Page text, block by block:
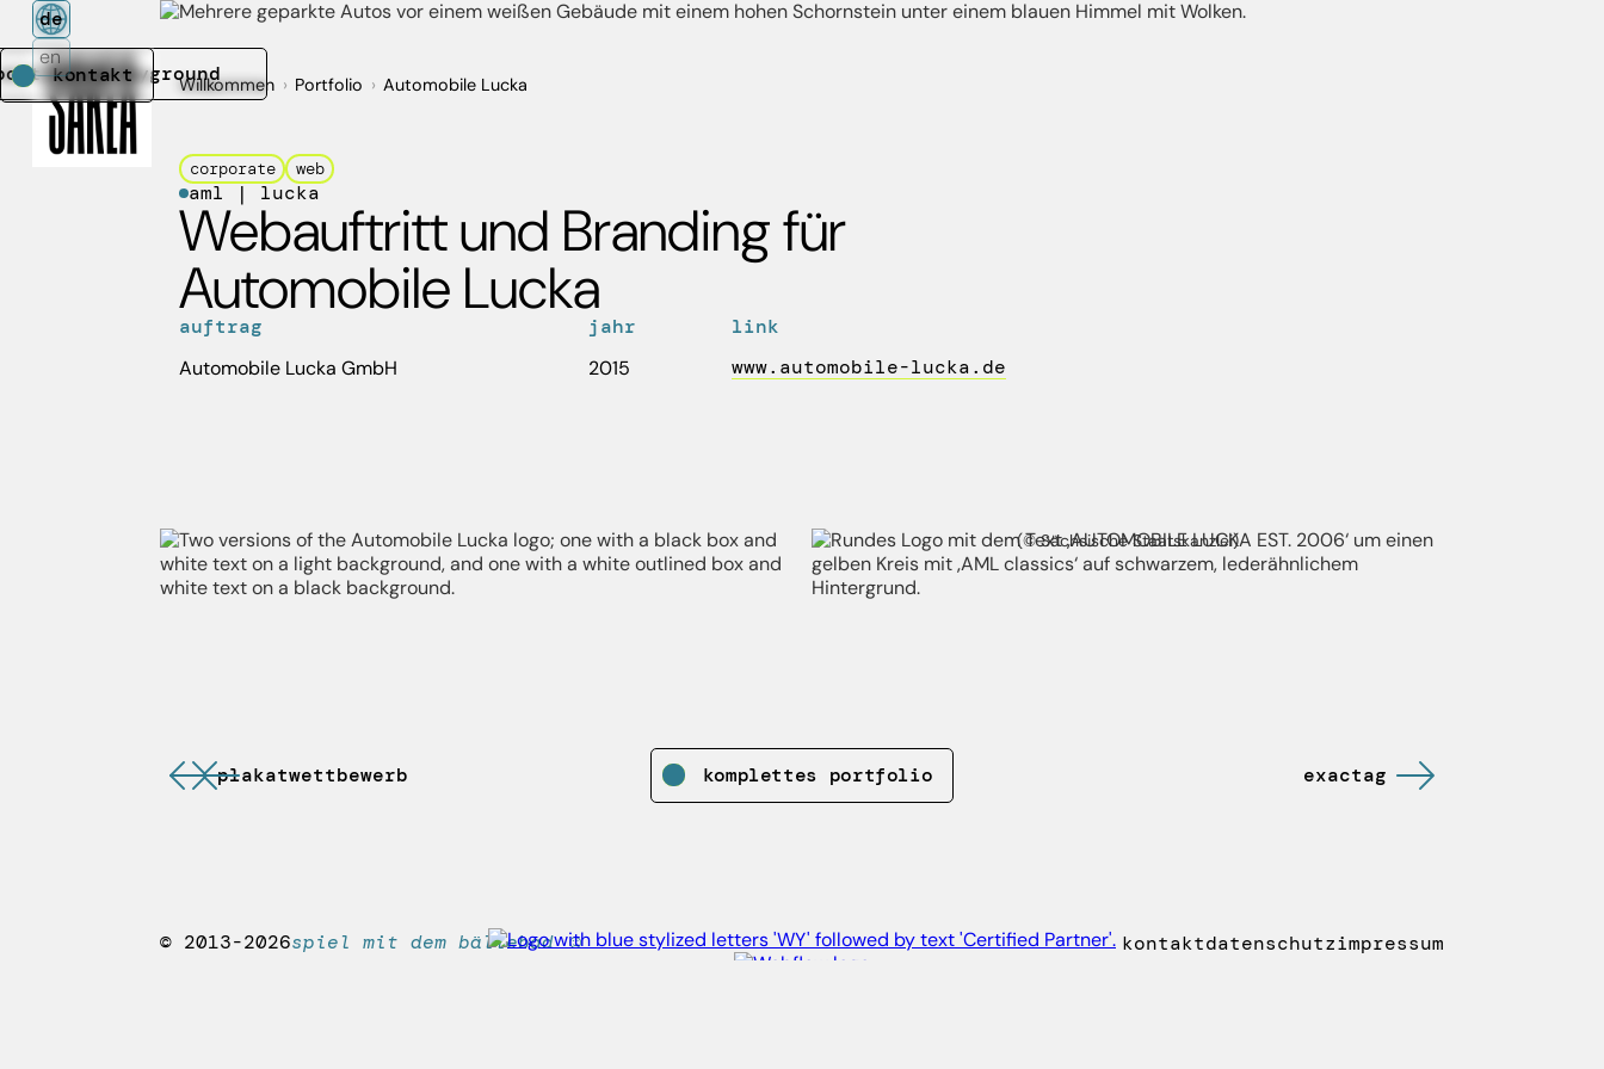
playground
playground
kontakt
de
en
Willkommen › Portfolio › Automobile Lucka
corporate web
aml | lucka
Webauftritt und Branding für
Automobile Lucka
auftrag
Automobile Lucka GmbH
jahr
2015
link
www.automobile-lucka.de
(© Sächsische Staatskanzlei)
plakatwettbewerb komplettes portfolio exactag
© 2013-2026spiel mit dem bällebad ☺
kontaktdatenschutzimpressum